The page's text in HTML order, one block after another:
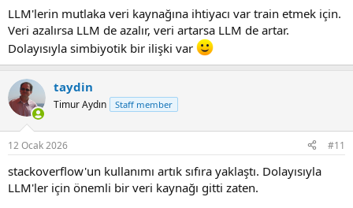
LLM'lerin mutlaka veri kaynağına ihtiyacı var train etmek için.
Veri azalırsa LLM de azalır, veri artarsa LLM de artar.
Dolayısıyla simbiyotik bir ilişki var
taydin
Timur Aydın Staff member
12 Ocak 2026 #11
stackoverflow'un kullanımı artık sıfıra yaklaştı. Dolayısıyla
LLM'ler için önemli bir veri kaynağı gitti zaten.